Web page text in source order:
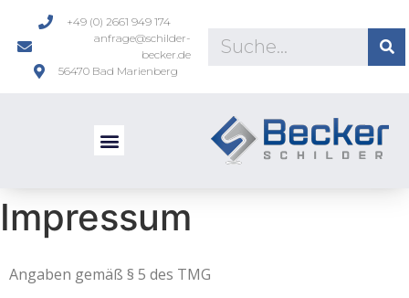
+49 (0) 2661 949 174
anfrage@schilder-
becker.de
56470 Bad Marienberg
Impressum
Angaben gemäß § 5 des TMG